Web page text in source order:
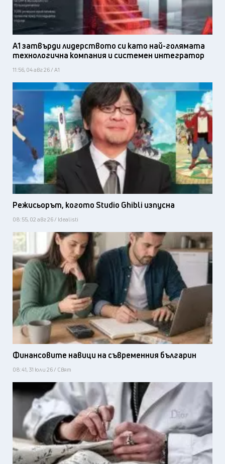
А1 затвърди лидерството си като най-голямата
технологична компания и системен интегратор
11:56, 04 авг 26 / А1
Режисьорът, когото Studio Ghibli изпусна
08:55, 02 авг 26 / Idealisti
Финансовите навици на съвременния българин
08:41, 31 юли 26 / Свят